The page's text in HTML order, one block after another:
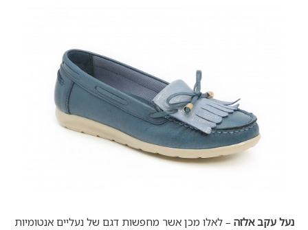
נעל עקב אלזה – לאלו מכן אשר מחפשות דגם של נעליים אנטומיות